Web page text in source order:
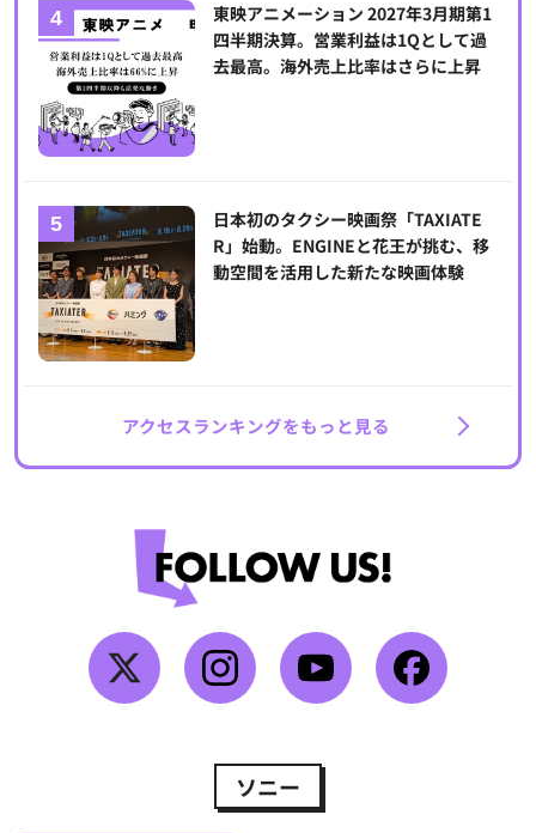
東映アニメーション 2027年3月期第1
四半期決算。営業利益は1Qとして過
去最高。海外売上比率はさらに上昇
日本初のタクシー映画祭「TAXIATE
R」始動。ENGINEと花王が挑む、移
動空間を活用した新たな映画体験
アクセスランキングをもっと見る
ソニー